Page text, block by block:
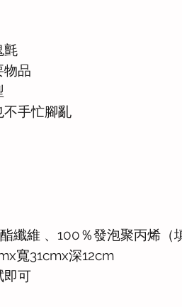
氈
物品
不手忙腳亂
纖維 、100％發泡聚丙烯（
寬31cmx深12cm
即可